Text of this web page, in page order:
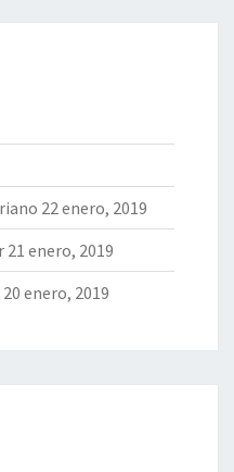
22 enero, 2019
21 enero, 2019
20 enero, 2019